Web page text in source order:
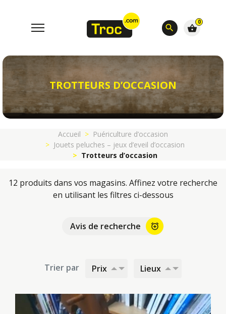
search
0
shopping_basket
TROTTEURS D’OCCASION
Accueil
Puériculture d’occasion
Jouets peluches – jeux d’eveil d’occasion
Trotteurs d’occasion
12 produits dans vos magasins. Affinez votre recherche
en utilisant les filtres ci-dessous
Avis de recherche alarm_add
Trier par Prix Lieux